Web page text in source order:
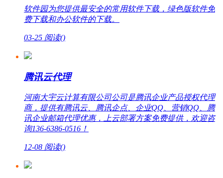
软件园为您提供最安全的常用软件下载，绿色版软件免
费下载和办公软件的下载。
03-25 阅读()
腾讯云代理
河南大宇云计算有限公司公司是腾讯企业产品授权代理
商，提供有腾讯云、腾讯企点、企业QQ、营销QQ、腾
讯企业邮箱代理优惠，上云部署方案免费提供，欢迎咨
询136-6386-0516！
12-08 阅读()